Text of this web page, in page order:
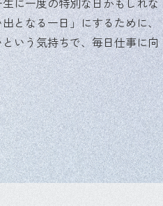
となる一日」にするために、
いう気持ちで、毎日仕事に向